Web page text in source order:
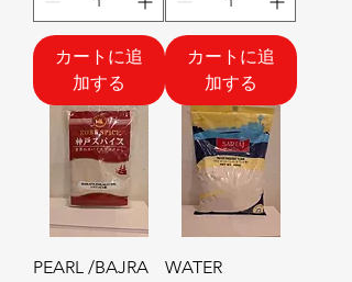
カートに追
加する
カートに追
加する
PEARL /BAJRA
WATER